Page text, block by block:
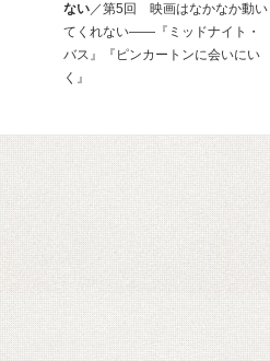
ない／第5回 映画はなかなか動い
てくれない——『ミッドナイト・
バス』『ピンカートンに会いにい
く』